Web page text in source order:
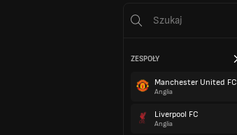
ZESPOŁY
Manchester United FC
Anglia
Liverpool FC
Anglia